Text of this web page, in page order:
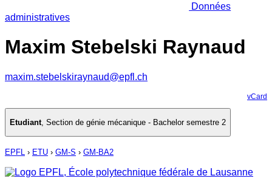
Données
administratives
Maxim Stebelski Raynaud
maxim.stebelskiraynaud@epfl.ch
vCard
Etudiant, Section de génie mécanique - Bachelor semestre 2
EPFL › ETU › GM-S › GM-BA2